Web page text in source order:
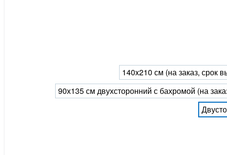
140x210 см (на заказ, срок
90х135 см двухсторонний с бахромой (на